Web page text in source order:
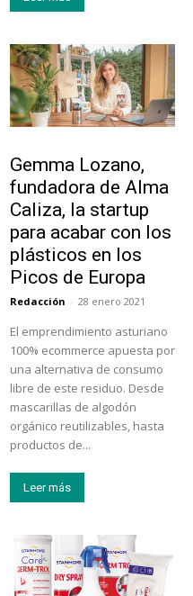
Gemma Lozano,
fundadora de Alma
Caliza, la startup
para acabar con los
plásticos en los
Picos de Europa
Redacción - 28 enero 2021
El emprendimiento asturiano
100% ecommerce apuesta por
una alternativa de consumo
libre de este residuo. Desde
mascarillas de algodón
orgánico reutilizables, hasta
productos de...
Leer más